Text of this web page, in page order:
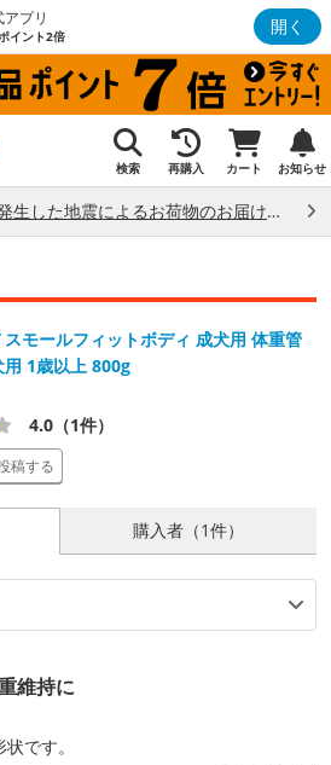
プリ
イント2倍 開く
検索 再購入 カート お知らせ
熊本県熊本地方で発生した地震によるお荷物のお届け状況について （7/28）
モールフィットボディ 成犬用 体重管
1歳以上 800g
4.0（1件）
稿する
購入者（1件）
維持に
です。